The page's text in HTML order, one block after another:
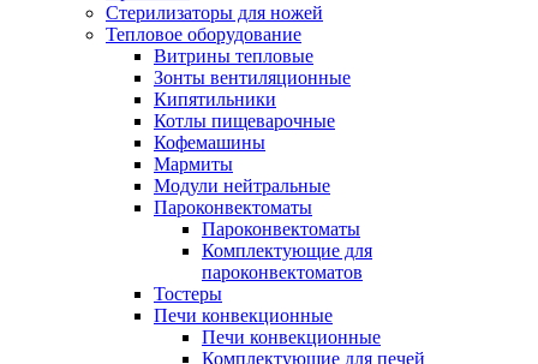
Стерилизаторы для ножей
Тепловое оборудование
Витрины тепловые
Зонты вентиляционные
Кипятильники
Котлы пищеварочные
Кофемашины
Мармиты
Модули нейтральные
Пароконвектоматы
Пароконвектоматы
Комплектующие для
пароконвектоматов
Тостеры
Печи конвекционные
Печи конвекционные
Комплектующие для печей